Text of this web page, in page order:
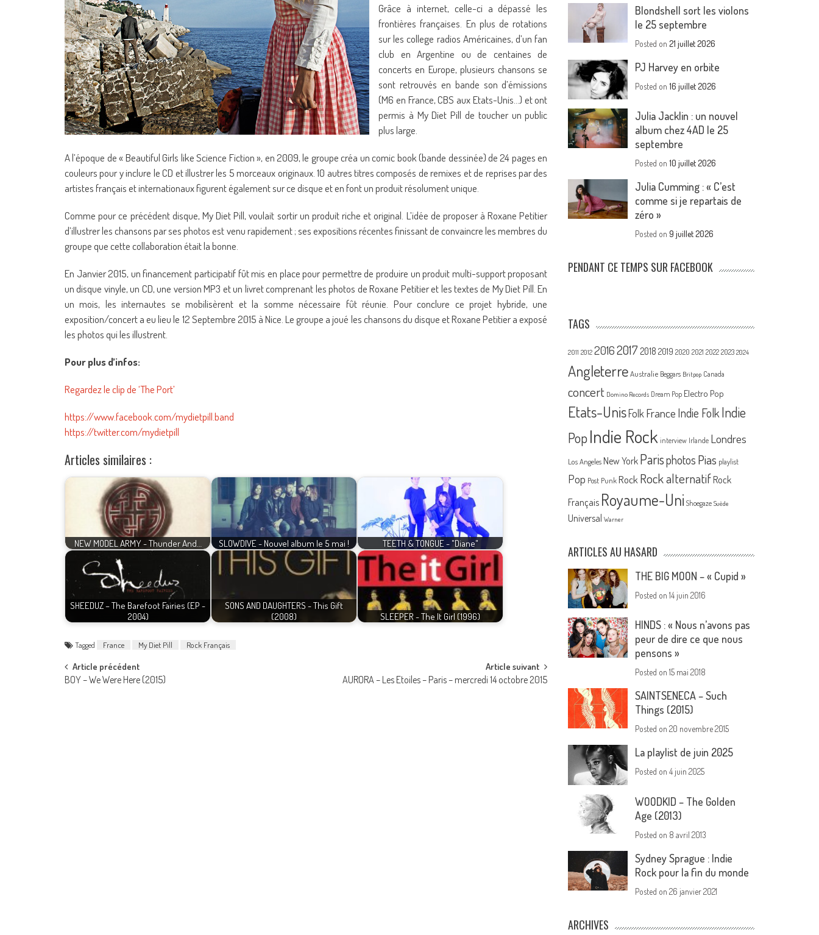
Grâce à internet, celle-ci a dépassé les
frontières françaises. En plus de rotations
sur les college radios Américaines, d’un fan
club en Argentine ou de centaines de
concerts en Europe, plusieurs chansons se
sont retrouvés en bande son d’émissions
(M6 en France, CBS aux Etats-Unis…) et ont
permis à My Diet Pill de toucher un public
plus large.
A l’époque de « Beautiful Girls like Science Fiction », en 2009, le groupe créa un comic book (bande dessinée) de 24 pages en
couleurs pour y inclure le CD et illustrer les 5 morceaux originaux. 10 autres titres composés de remixes et de reprises par des
artistes français et internationaux figurent également sur ce disque et en font un produit résolument unique.
Comme pour ce précédent disque, My Diet Pill, voulait sortir un produit riche et original. L’idée de proposer à Roxane Petitier
d’illustrer les chansons par ses photos est venu rapidement ; ses expositions récentes finissant de convaincre les membres du
groupe que cette collaboration était la bonne.
En Janvier 2015, un financement participatif fût mis en place pour permettre de produire un produit multi-support proposant
un disque vinyle, un CD, une version MP3 et un livret comprenant les photos de Roxane Petitier et les textes de My Diet Pill. En
un mois, les internautes se mobilisèrent et la somme nécessaire fût réunie. Pour conclure ce projet hybride, une
exposition/concert a eu lieu le 12 Septembre 2015 à Nice. Le groupe a joué les chansons du disque et Roxane Petitier a exposé
les photos qui les illustrent.
Pour plus d’infos:
Regardez le clip de ‘The Port’
https://www.facebook.com/mydietpill.band
https://twitter.com/mydietpill
Articles similaires :
NEW MODEL ARMY - Thunder And… SLOWDIVE - Nouvel album le 5 mai ! TEETH & TONGUE - "Diane"
SHEEDUZ – The Barefoot Fairies (EP -
2004)
SONS AND DAUGHTERS - This Gift
(2008)
SLEEPER - The It Girl (1996)
Tagged France My Diet Pill Rock Français
Post
Article précédent
BOY – We Were Here (2015)
Article suivant
AURORA – Les Etoiles – Paris – mercredi 14 octobre 2015
Blondshell sort les violons
le 25 septembre
Posted on21 juillet 2026
PJ Harvey en orbite
Posted on16 juillet 2026
Julia Jacklin : un nouvel
album chez 4AD le 25
septembre
Posted on10 juillet 2026
Julia Cumming : « C’est
comme si je repartais de
zéro »
Posted on9 juillet 2026
PENDANT CE TEMPS SUR FACEBOOK
TAGS
2011 2012 20162017 2018 2019 2020 2021 2022 2023 2024
Angleterre Australie Beggars Britpop Canada
concert Domino Records Dream Pop Electro Pop
Etats-UnisFolk France Indie FolkIndie
PopIndie Rock interview Irlande Londres
Los Angeles New York Parisphotos Pias playlist
Pop Post Punk Rock Rock alternatif Rock
Français Royaume-Uni Shoegaze Suède
Universal Warner
ARTICLES AU HASARD
THE BIG MOON – « Cupid »
Posted on14 juin 2016
HINDS : « Nous n’avons pas
peur de dire ce que nous
pensons »
Posted on15 mai 2018
SAINTSENECA – Such
Things (2015)
Posted on20 novembre 2015
La playlist de juin 2025
Posted on4 juin 2025
WOODKID – The Golden
Age (2013)
Posted on 8 avril 2013
Sydney Sprague : Indie
Rock pour la fin du monde
Posted on26 janvier 2021
ARCHIVES